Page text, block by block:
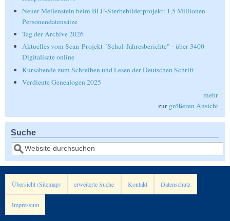
Neuer Meilenstein beim BLF-Sterbebilderprojekt: 1,5 Millionen
Personendatensätze
Tag der Archive 2026
Aktuelles vom Scan-Projekt "Schul-Jahresberichte" - über 3400
Digitalisate online
Kursabende zum Schreiben und Lesen der Deutschen Schrift
Verdiente Genealogen 2025
mehr
zur größeren Ansicht
Suche
Suche
Übersicht (Sitemap) erweiterte Suche Kontakt Datenschutz
Impressum